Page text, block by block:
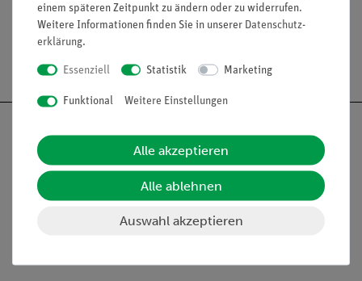
einem späteren Zeitpunkt zu ändern oder zu widerrufen.
Weitere Informationen finden Sie in unserer Daten­schutz­
erklärung.
Essenziell Statistik Marketing
Funktional Weitere Einstellungen
Alle akzeptieren
Alle ablehnen
Auswahl akzeptieren